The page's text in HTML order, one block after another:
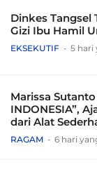
Dinkes Tangsel
Gizi Ibu Hamil
EKSEKUTIF 5 hari
Marissa
INDONESIA”,
dari Alat
Tradisional
RAGAM 6 hari